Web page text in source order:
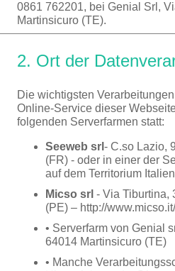
0861 762201, bei Genial Srl,
Martinsicuro (TE).
2. Ort der
Die wichtigsten
Online-Service dieser
folgenden Serverfarmen statt:
Seeweb srl - C.so Lazio,
(FR) - oder in einer der
auf dem Territorium
Micso srl - Via Tiburtina,
(PE) – http://www.micso.it/
• Serverfarm von Genial
64014 Martinsicuro (TE)
• Manche